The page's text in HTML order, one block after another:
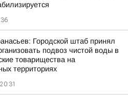
Городской штаб принял
подвоз чистой воды в
товарищества на
территориях